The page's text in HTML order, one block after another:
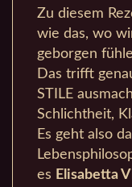
Zu diesem
wie das, wo
geborgen
Das trifft
STILE
Schlichtheit,
Es geht also
es Elisabetta